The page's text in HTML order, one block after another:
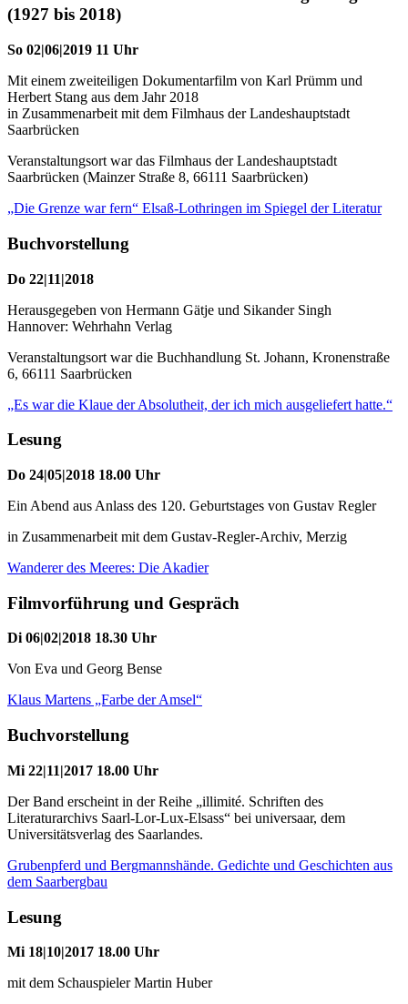
(1927 bis 2018)
So 02|06|2019 11 Uhr
Mit einem zweiteiligen Dokumentarfilm von Karl Prümm und
Herbert Stang aus dem Jahr 2018
in Zusammenarbeit mit dem Filmhaus der Landeshauptstadt
Saarbrücken
Veranstaltungsort war das Filmhaus der Landeshauptstadt
Saarbrücken (Mainzer Straße 8, 66111 Saarbrücken)
„Die Grenze war fern“ Elsaß-Lothringen im Spiegel der Literatur
Buchvorstellung
Do 22|11|2018
Herausgegeben von Hermann Gätje und Sikander Singh
Hannover: Wehrhahn Verlag
Veranstaltungsort war die Buchhandlung St. Johann, Kronenstraße
6, 66111 Saarbrücken
„Es war die Klaue der Absolutheit, der ich mich ausgeliefert hatte.“
Lesung
Do 24|05|2018 18.00 Uhr
Ein Abend aus Anlass des 120. Geburtstages von Gustav Regler
in Zusammenarbeit mit dem Gustav-Regler-Archiv, Merzig
Wanderer des Meeres: Die Akadier
Filmvorführung und Gespräch
Di 06|02|2018 18.30 Uhr
Von Eva und Georg Bense
Klaus Martens „Farbe der Amsel“
Buchvorstellung
Mi 22|11|2017 18.00 Uhr
Der Band erscheint in der Reihe „illimité. Schriften des
Literaturarchivs Saarl-Lor-Lux-Elsass“ bei universaar, dem
Universitätsverlag des Saarlandes.
Grubenpferd und Bergmannshände. Gedichte und Geschichten aus
dem Saarbergbau
Lesung
Mi 18|10|2017 18.00 Uhr
mit dem Schauspieler Martin Huber